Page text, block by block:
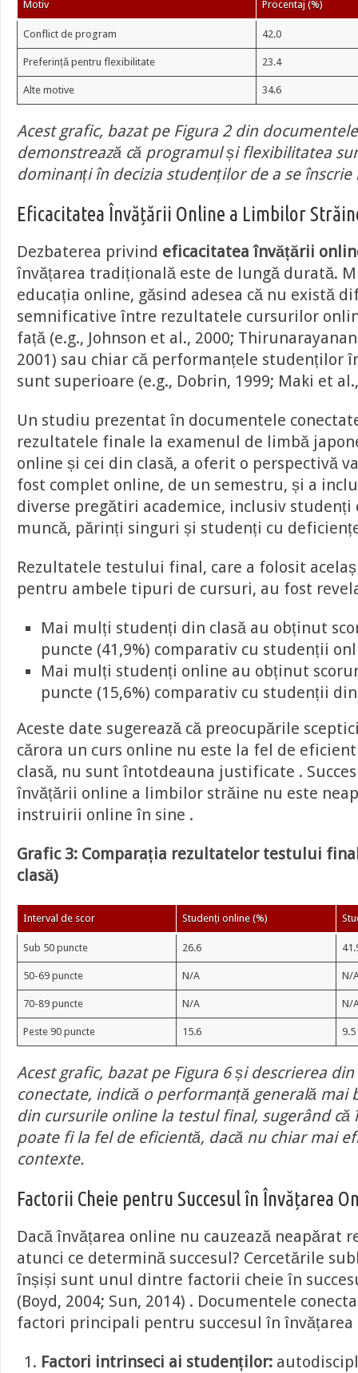
Motiv Procentaj (%)
Conflict de program 42.0
Preferință pentru flexibilitate 23.4
Alte motive 34.6
Acest grafic, bazat pe Figura 2 din
demonstrează că programul și flexibilitatea
dominanți în decizia studenților de a se
Eficacitatea Învățării Online a Limbilor
Dezbaterea privind eficacitatea învățării
învățarea tradițională este de lungă durată.
educația online, găsind adesea că nu există
semnificative între rezultatele cursurilor
față (e.g., Johnson et al., 2000;
2001) sau chiar că performanțele studenților
sunt superioare (e.g., Dobrin, 1999; Maki et
Un studiu prezentat în documentele
rezultatele finale la examenul de limbă
online și cei din clasă, a oferit o perspectivă
fost complet online, de un semestru, și a
diverse pregătiri academice, inclusiv studenți
muncă, părinți singuri și studenți cu
Rezultatele testului final, care a folosit
pentru ambele tipuri de cursuri, au fost
Mai mulți studenți din clasă au obținut
puncte (41,9%) comparativ cu studenții
Mai mulți studenți online au obținut
puncte (15,6%) comparativ cu studenții din
Aceste date sugerează că preocupările
cărora un curs online nu este la fel de
clasă, nu sunt întotdeauna justificate .
învățării online a limbilor străine nu este
instruirii online în sine .
Grafic 3: Comparația rezultatelor testului
clasă)
Interval de scor Studenți online (%)
Sub 50 puncte 26.6
50-69 puncte N/A N/
70-89 puncte N/A N/
Peste 90 puncte 15.6 9.5
Acest grafic, bazat pe Figura 6 și descrierea
conectate, indică o performanță generală mai
din cursurile online la testul final, sugerând că
poate fi la fel de eficientă, dacă nu chiar mai
contexte.
Factorii Cheie pentru Succesul în Învățarea
Dacă învățarea online nu cauzează neapărat
atunci ce determină succesul? Cercetările
înșiși sunt unul dintre factorii cheie în
(Boyd, 2004; Sun, 2014) . Documentele
factori principali pentru succesul în învățarea
Factori intrinseci ai studenților: